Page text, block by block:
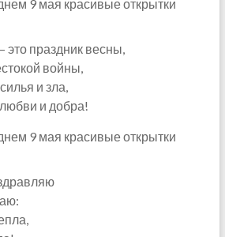
праздник весны,
войны,
и зла,
и добра!